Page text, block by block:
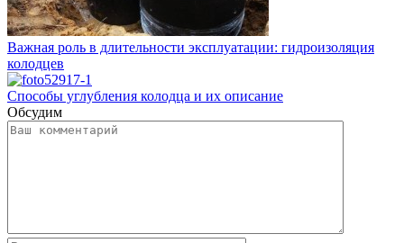
Важная роль в длительности эксплуатации: гидроизоляция
колодцев
Способы углубления колодца и их описание
Обсудим